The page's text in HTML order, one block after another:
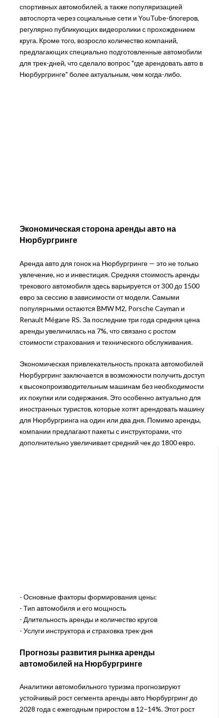
спортивных автомобилей, а также популяризацией
автоспорта через социальные сети и YouTube-блогеров,
регулярно публикующих видеоролики с прохождением
круга. Кроме того, возросло количество компаний,
предлагающих специально подготовленные автомобили
для трек-дней, что сделало вопрос "где арендовать авто в
Нюрбургринге" более актуальным, чем когда-либо.
Экономическая сторона аренды авто на
Нюрбургринге
Аренда авто для гонок на Нюрбургринге — это не только
увлечение, но и инвестиция. Средняя стоимость аренды
трекового автомобиля здесь варьируется от 300 до 1500
евро за сессию в зависимости от модели. Самыми
популярными остаются BMW M2, Porsche Cayman и
Renault Mégane RS. За последние три года средняя цена
аренды увеличилась на 7%, что связано с ростом
стоимости страхования и технического обслуживания.
Экономическая привлекательность проката автомобилей
Нюрбургринг заключается в возможности получить доступ
к высокопроизводительным машинам без необходимости
их покупки или содержания. Это особенно актуально для
иностранных туристов, которые хотят арендовать машину
для Нюрбургринга на один или два дня. Помимо аренды,
компании предлагают пакеты с инструкторами, что
дополнительно увеличивает средний чек до 1800 евро.
- Основные факторы формирования цены:
- Тип автомобиля и его мощность
- Длительность аренды и количество кругов
- Услуги инструктора и страховка трек-дня
Прогнозы развития рынка аренды
автомобилей на Нюрбургринге
Аналитики автомобильного туризма прогнозируют
устойчивый рост сегмента аренды авто Нюрбургринг до
2028 года с ежегодным приростом в 12–14%. Этот рост